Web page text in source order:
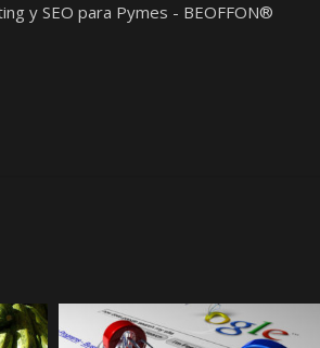
y SEO para Pymes - BEOFFON®